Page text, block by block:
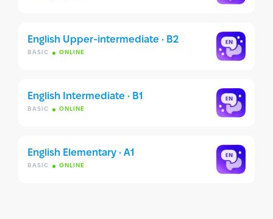
English Upper-intermediate • B2
BASIC ONLINE
English Intermediate • B1
BASIC ONLINE
English Elementary • A1
BASIC ONLINE